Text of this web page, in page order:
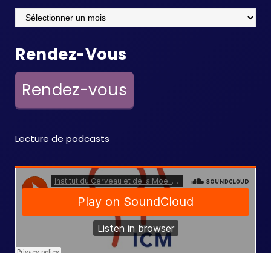
Archives
Rendez-Vous
Rendez-vous
Lecture de podcasts